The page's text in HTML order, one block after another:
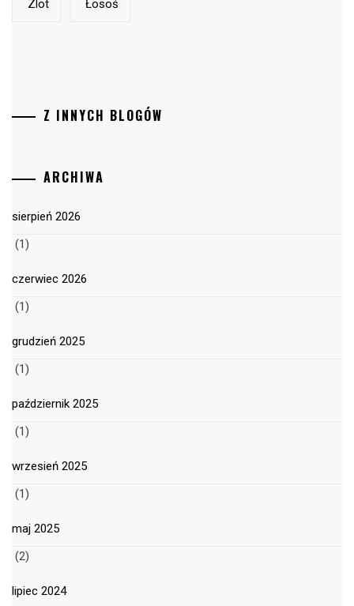
Zlot Łosoś
Z INNYCH BLOGÓW
ARCHIWA
sierpień 2026
(1)
czerwiec 2026
(1)
grudzień 2025
(1)
październik 2025
(1)
wrzesień 2025
(1)
maj 2025
(2)
lipiec 2024